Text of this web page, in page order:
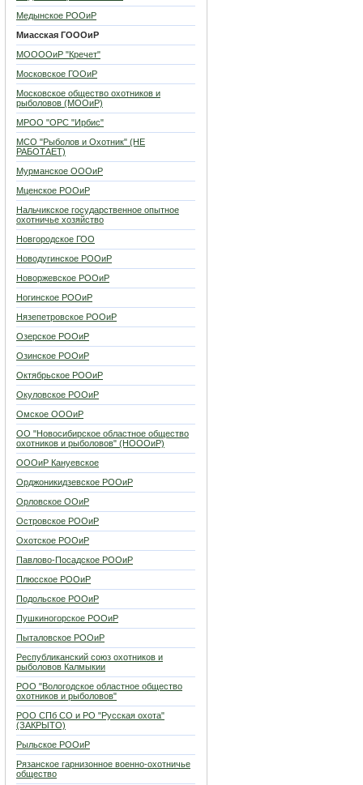
Медынское РООиР
Миасская ГОООиР
МООООиР "Кречет"
Московское ГООиР
Московское общество охотников и
рыболовов (МООиР)
МРОО "ОРС "Ирбис"
МСО "Рыболов и Охотник" (НЕ
РАБОТАЕТ)
Мурманское ОООиР
Мценское РООиР
Нальчикское государственное опытное
охотничье хозяйство
Новгородское ГОО
Новодугинское РООиР
Новоржевское РООиР
Ногинское РООиР
Нязепетровское РООиР
Озерское РООиР
Озинское РООиР
Октябрьское РООиР
Окуловское РООиР
Омское ОООиР
ОО "Новосибирское областное общество
охотников и рыболовов" (НОООиР)
ОООиР Кануевское
Орджоникидзевское РООиР
Орловское ООиР
Островское РООиР
Охотское РООиР
Павлово-Посадское РООиР
Плюсское РООиР
Подольское РООиР
Пушкиногорское РООиР
Пыталовское РООиР
Республиканский союз охотников и
рыболовов Калмыкии
РОО "Вологодское областное общество
охотников и рыболовов"
РОО СПб СО и РО "Русская охота"
(ЗАКРЫТО)
Рыльское РООиР
Рязанское гарнизонное военно-охотничье
общество